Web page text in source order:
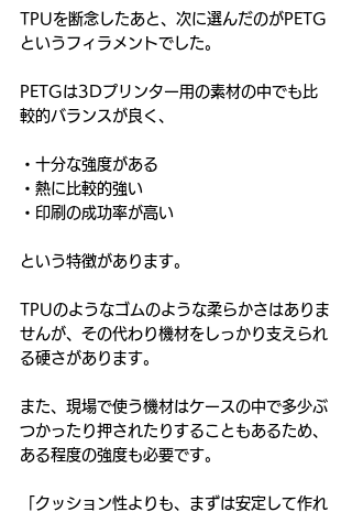
TPUを断念したあと、次に選んだのがPETG
というフィラメントでした。
PETGは3Dプリンター用の素材の中でも比
較的バランスが良く、
・十分な強度がある
・熱に比較的強い
・印刷の成功率が高い
という特徴があります。
TPUのようなゴムのような柔らかさはありま
せんが、その代わり機材をしっかり支えられ
る硬さがあります。
また、現場で使う機材はケースの中で多少ぶ
つかったり押されたりすることもあるため、
ある程度の強度も必要です。
「クッション性よりも、まずは安定して作れ